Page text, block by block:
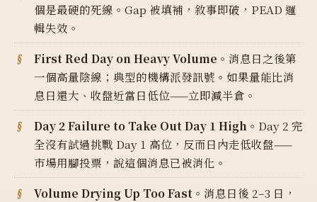
個是最硬的死線。Gap 被填補，敘事即破，PEAD 邏
輯失效。
First Red Day on Heavy Volume。 消息日之後第
一個高量陰線；典型的機構派發訊號。如果量能比消
息日還大、收盤近當日低位——立即減半倉。
Day 2 Failure to Take Out Day 1 High。 Day 2 完
全沒有試過挑戰 Day 1 高位，反而日內走低收盤——
市場用腳投票，說這個消息已被消化。
Volume Drying Up Too Fast。 消息日後 2–3 日，